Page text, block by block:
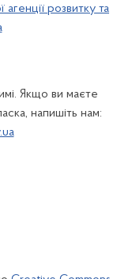
розвитку та
Якщо ви маєте
напишіть нам: